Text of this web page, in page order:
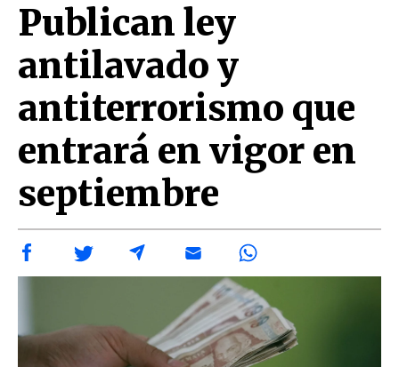
Publican ley
antilavado y
antiterrorismo que
entrará en vigor en
septiembre